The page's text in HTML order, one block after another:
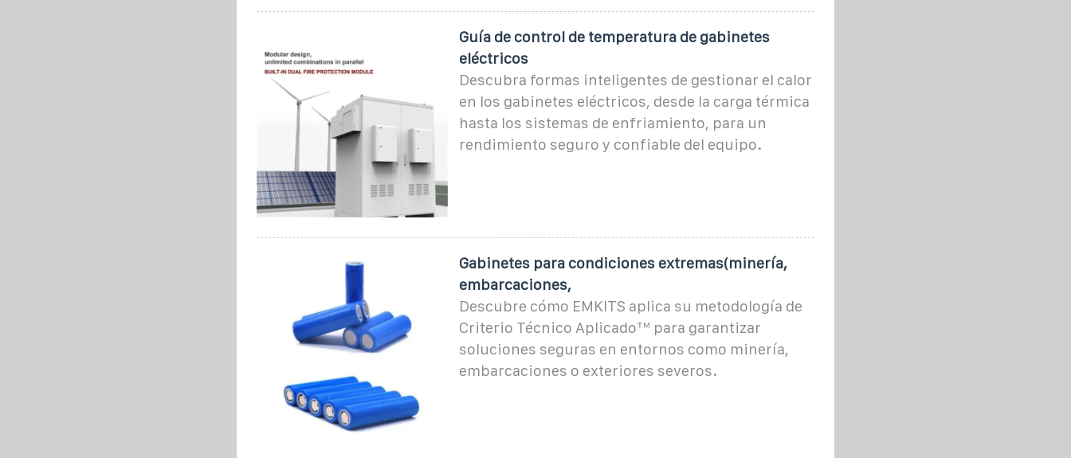
Guía de control de temperatura de gabinetes
eléctricos
Descubra formas inteligentes de gestionar el calor
en los gabinetes eléctricos, desde la carga térmica
hasta los sistemas de enfriamiento, para un
rendimiento seguro y confiable del equipo.
Gabinetes para condiciones extremas(minería,
embarcaciones,
Descubre cómo EMKITS aplica su metodología de
Criterio Técnico Aplicado™ para garantizar
soluciones seguras en entornos como minería,
embarcaciones o exteriores severos.